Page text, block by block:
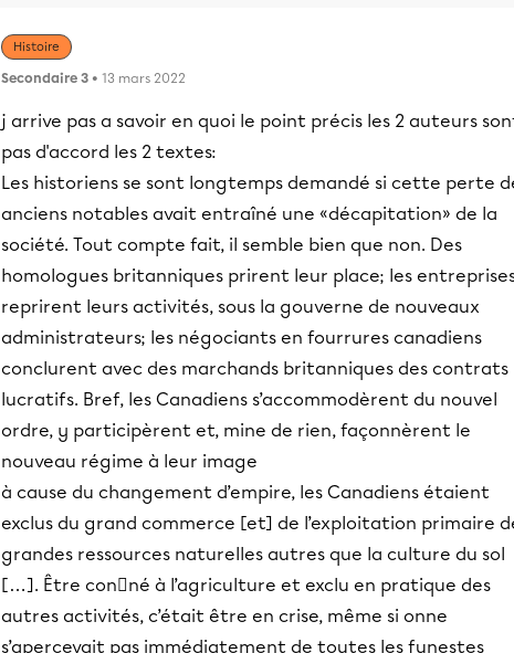
Histoire
Secondaire 3 • 13 mars 2022
j arrive pas a savoir en quoi le point précis les 2 auteurs
pas d'accord les 2 textes:
Les historiens se sont longtemps demandé si cette perte
anciens notables avait entraîné une «décapitation» de la
société. Tout compte fait, il semble bien que non. Des
homologues britanniques prirent leur place; les
reprirent leurs activités, sous la gouverne de nouveaux
administrateurs; les négociants en fourrures canadiens
conclurent avec des marchands britanniques des contrats
lucratifs. Bref, les Canadiens s’accommodèrent du nouvel
ordre, y participèrent et, mine de rien, façonnèrent le
nouveau régime à leur image
à cause du changement d’empire, les Canadiens étaient
exclus du grand commerce [et] de l’exploitation primaire
grandes ressources naturelles autres que la culture du sol
[…]. Être conné à l’agriculture et exclu en pratique des
autres activités, c’était être en crise, même si onne
s’apercevait pas immédiatement de toutes les funestes